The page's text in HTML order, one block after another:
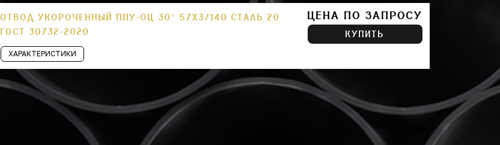
ОТВОД УКОРОЧЕННЫЙ ППУ-ОЦ 30° 57Х3/140 СТАЛЬ 20
ГОСТ 30732-2020
ХАРАКТЕРИСТИКИ
ЦЕНА ПО ЗАПРОСУ
КУПИТЬ